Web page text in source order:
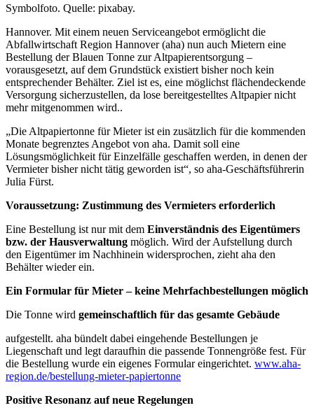
Symbolfoto. Quelle: pixabay.
Hannover. Mit einem neuen Serviceangebot ermöglicht die
Abfallwirtschaft Region Hannover (aha) nun auch Mietern eine
Bestellung der Blauen Tonne zur Altpapierentsorgung –
vorausgesetzt, auf dem Grundstück existiert bisher noch kein
entsprechender Behälter. Ziel ist es, eine möglichst flächendeckende
Versorgung sicherzustellen, da lose bereitgestelltes Altpapier nicht
mehr mitgenommen wird..
„Die Altpapiertonne für Mieter ist ein zusätzlich für die kommenden
Monate begrenztes Angebot von aha. Damit soll eine
Lösungsmöglichkeit für Einzelfälle geschaffen werden, in denen der
Vermieter bisher nicht tätig geworden ist“, so aha-Geschäftsführerin
Julia Fürst.
Voraussetzung: Zustimmung des Vermieters erforderlich
Eine Bestellung ist nur mit dem Einverständnis des Eigentümers
bzw. der Hausverwaltung möglich. Wird der Aufstellung durch
den Eigentümer im Nachhinein widersprochen, zieht aha den
Behälter wieder ein.
Ein Formular für Mieter – keine Mehrfachbestellungen möglich
Die Tonne wird gemeinschaftlich für das gesamte Gebäude
aufgestellt. aha bündelt dabei eingehende Bestellungen je
Liegenschaft und legt daraufhin die passende Tonnengröße fest. Für
die Bestellung wurde ein eigenes Formular eingerichtet. www.aha-
region.de/bestellung-mieter-papiertonne
Positive Resonanz auf neue Regelungen